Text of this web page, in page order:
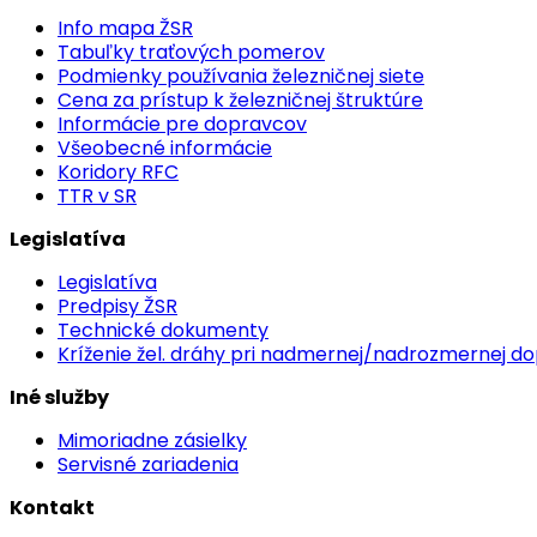
Info mapa ŽSR
Tabuľky traťových pomerov
Podmienky používania železničnej siete
Cena za prístup k železničnej štruktúre
Informácie pre dopravcov
Všeobecné informácie
Koridory RFC
TTR v SR
Legislatíva
Legislatíva
Predpisy ŽSR
Technické dokumenty
Kríženie žel. dráhy pri nadmernej/nadrozmernej
Iné služby
Mimoriadne zásielky
Servisné zariadenia
Kontakt